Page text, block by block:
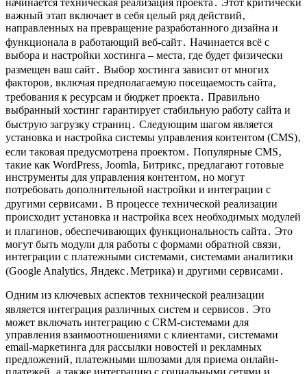
начинается техническая реализация проекта․ Этот критически
важный этап включает в себя целый ряд действий‚
направленных на превращение разработанного дизайна и
функционала в работающий веб-сайт․ Начинается всё с
выбора и настройки хостинга – места‚ где будет физически
размещен ваш сайт․ Выбор хостинга зависит от многих
факторов‚ включая предполагаемую посещаемость сайта‚
требования к ресурсам и бюджет проекта․ Правильно
выбранный хостинг гарантирует стабильную работу сайта и
быструю загрузку страниц․ Следующим шагом является
установка и настройка системы управления контентом (CMS)‚
если таковая предусмотрена проектом․ Популярные CMS‚
такие как WordPress‚ Joomla‚ Битрикс‚ предлагают готовые
инструменты для управления контентом‚ но могут
потребовать дополнительной настройки и интеграции с
другими сервисами․ В процессе технической реализации
происходит установка и настройка всех необходимых модулей
и плагинов‚ обеспечивающих функциональность сайта․ Это
могут быть модули для работы с формами обратной связи‚
интеграции с платежными системами‚ системами аналитики
(Google Analytics‚ Яндекс․Метрика) и другими сервисами․
Одним из ключевых аспектов технической реализации
является интеграция различных систем и сервисов․ Это
может включать интеграцию с CRM-системами для
управления взаимоотношениями с клиентами‚ системами
email-маркетинга для рассылки новостей и рекламных
предложений‚ платежными шлюзами для приема онлайн-